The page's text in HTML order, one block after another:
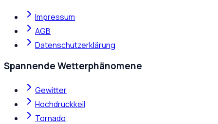
Impressum
AGB
Datenschutzerklärung
Spannende Wetterphänomene
Gewitter
Hochdruckkeil
Tornado